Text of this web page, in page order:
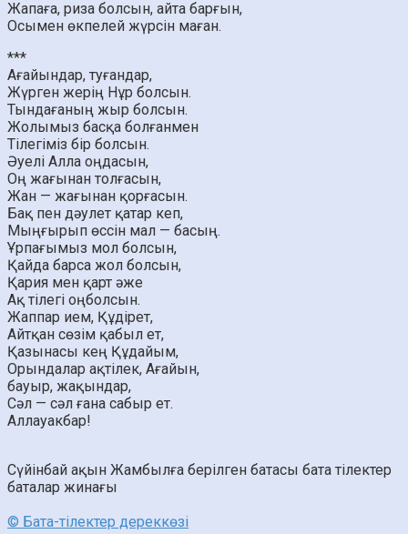
Жапаға, риза болсын, айта барғын,
Осымен өкпелей жүрсін маған.
***
Ағайындар, туғандар,
Жүрген жерің Нұр болсын.
Тындағаның жыр болсын.
Жолымыз басқа болғанмен
Тілегіміз бір болсын.
Әуелі Алла оңдасын,
Оң жағынан толғасын,
Жан — жағынан қорғасын.
Бақ пен дәулет қатар кеп,
Мыңғырып өссін мал — басың.
Ұрпағымыз мол болсын,
Қайда барса жол болсын,
Қария мен қарт әже
Ақ тілегі оңболсын.
Жаппар ием, Құдірет,
Айтқан сөзім қабыл ет,
Қазынасы кең Құдайым,
Орындалар ақтілек, Ағайын,
бауыр, жақындар,
Сәл — сәл ғана сабыр ет.
Аллауакбар!
Сүйінбай ақын Жамбылға берілген батасы бата тілектер
баталар жинағы
© Бата-тілектер дереккөзі